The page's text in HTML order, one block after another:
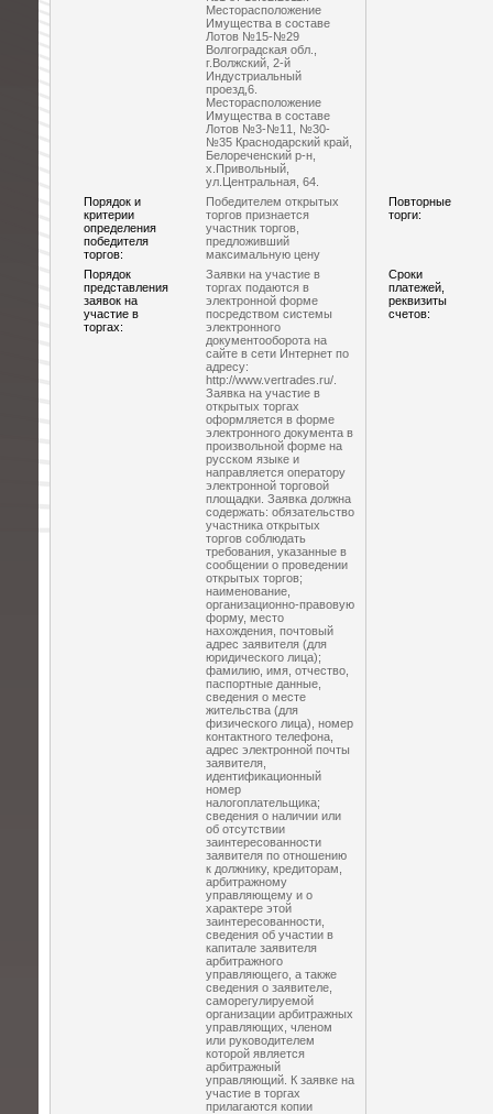
Месторасположение
Имущества в составе
Лотов №15-№29
Волгоградская обл.,
г.Волжский, 2-й
Индустриальный
проезд,6.
Месторасположение
Имущества в составе
Лотов №3-№11, №30-
№35 Краснодарский край,
Белореченский р-н,
х.Привольный,
ул.Центральная, 64.
Порядок и
критерии
определения
победителя
торгов:
Победителем открытых
торгов признается
участник торгов,
предложивший
максимальную цену
Повторные
торги:
Порядок
представления
заявок на
участие в
торгах:
Заявки на участие в
торгах подаются в
электронной форме
посредством системы
электронного
документооборота на
сайте в сети Интернет по
адресу:
http://www.vertrades.ru/.
Заявка на участие в
открытых торгах
оформляется в форме
электронного документа в
произвольной форме на
русском языке и
направляется оператору
электронной торговой
площадки. Заявка должна
содержать: обязательство
участника открытых
торгов соблюдать
требования, указанные в
сообщении о проведении
открытых торгов;
наименование,
организационно-правовую
форму, место
нахождения, почтовый
адрес заявителя (для
юридического лица);
фамилию, имя, отчество,
паспортные данные,
сведения о месте
жительства (для
физического лица), номер
контактного телефона,
адрес электронной почты
заявителя,
идентификационный
номер
налогоплательщика;
сведения о наличии или
об отсутствии
заинтересованности
заявителя по отношению
к должнику, кредиторам,
арбитражному
управляющему и о
характере этой
заинтересованности,
сведения об участии в
капитале заявителя
арбитражного
управляющего, а также
сведения о заявителе,
саморегулируемой
организации арбитражных
управляющих, членом
или руководителем
которой является
арбитражный
управляющий. К заявке на
участие в торгах
прилагаются копии
Сроки
платежей,
реквизиты
счетов: